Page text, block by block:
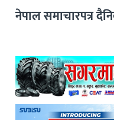
नेपाल समाचारपत्र